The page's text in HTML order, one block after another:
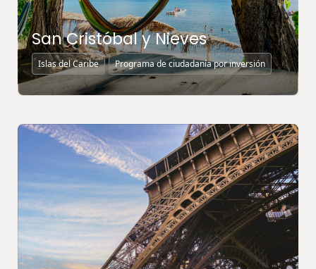
San Cristóbal y Nieves
Islas del Caribe Programa de ciudadanía por inversión